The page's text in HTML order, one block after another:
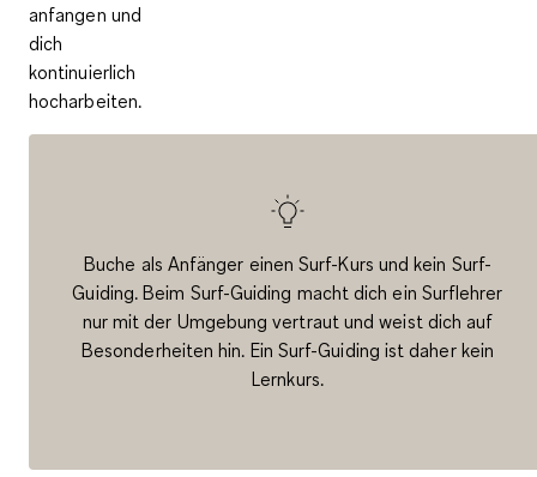
anfangen und
dich
kontinuierlich
hocharbeiten.
Buche als Anfänger einen Surf-Kurs und kein Surf-
Guiding. Beim Surf-Guiding macht dich ein Surflehrer
nur mit der Umgebung vertraut und weist dich auf
Besonderheiten hin. Ein Surf-Guiding ist daher kein
Lernkurs.